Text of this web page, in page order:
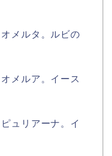
メルタ。ルビの
メルア。イース
ュリアーナ。イ